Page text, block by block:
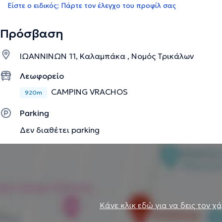
Είστε ο ειδικός; Πάρτε τον έλεγχο του προφίλ σας
Πρόσβαση
ΙΩΑΝΝΙΝΩΝ 11, Καλαμπάκα , Νομός Τρικάλων
Λεωφορείο
920m CAMPING VRACHOS
Parking
Δεν διαθέτει parking
Κάνε κλικ εδώ για να δεις τον